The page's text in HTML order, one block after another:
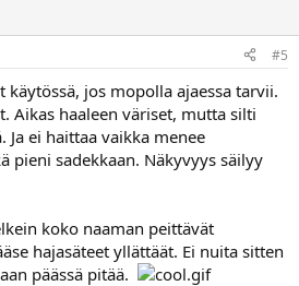
#5
käytössä, jos mopolla ajaessa tarvii.
Aikas haaleen väriset, mutta silti
ei haittaa vaikka menee
pieni sadekkaan. Näkyvyys säilyy
koko naaman peittävät
hajasäteet yllättäät. Ei nuita sitten
päässä pitää.